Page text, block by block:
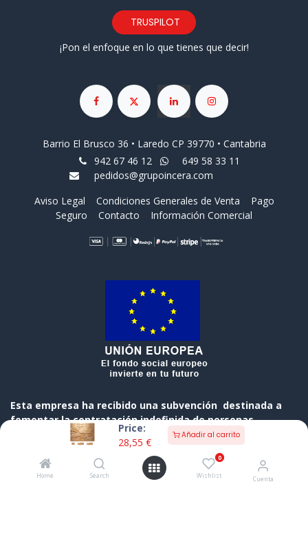
Price:
28,55 €
Añadir al carrito
Home Search
0
Wishlist Cuenta
TRUSPILOT
¡Pon el enfoque en lo que tienes que decir!
Barrio El Brusco 36 • Laredo CP 39770 • Cantabria
942 67 46 12
649 58 33 11
pedidos@grupoincera.com
Aviso Legal
Condiciones Generales de Venta
Pago
Seguro
Contacto Información Comercial
Esta empresa ha recibido una subvención destinada a
fomentar la contratación indefinida de personas
desempleadas, cofinanciada al 50 % por el Gobierno de
Cantabria y el Fondo Social Europeo a través del
Programa Operativo FSE de Cantabria 2014-2020